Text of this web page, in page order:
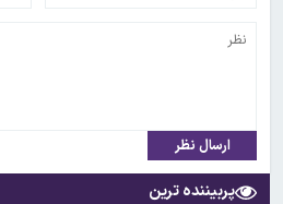
ارسال نظر
پربیننده ترین